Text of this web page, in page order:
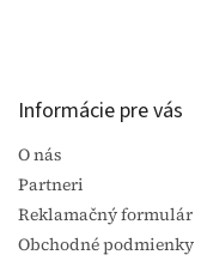
Informácie pre vás
O nás
Partneri
Reklamačný formulár
Obchodné podmienky